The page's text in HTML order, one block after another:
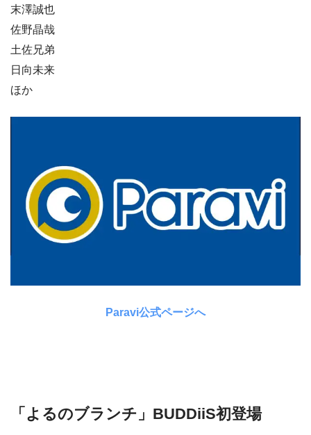
末澤誠也
佐野晶哉
土佐兄弟
日向未来
ほか
Paravi公式ページへ
「よるのブランチ」BUDDiiS初登場